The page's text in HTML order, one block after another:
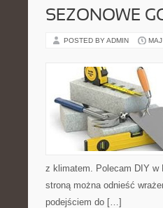
SEZONOWE
POSTED BY ADMIN
z klimatem. Polecam DIY w
stroną można odnieść
podejściem do […]